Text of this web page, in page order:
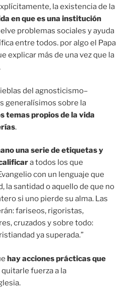
la existencia de la
en que es una institución
problemas sociales y ayuda
entre todos. por algo el Papa
explicar más de una vez que la
del agnosticismo–
generalísimos sobre la
temas propios de la vida
.
una serie de etiquetas y
a todos los que
con un lenguaje que
la santidad o aquello de que no
si uno pierde su alma. Las
fariseos, rigoristas,
cruzados y sobre todo:
ya superada.”
hay acciones prácticas que
quitarle fuerza a la